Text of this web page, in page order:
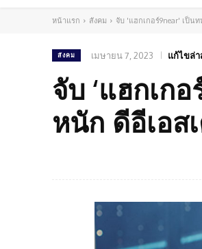
หน้าแรก สังคม จับ 'แฮกเกอร์9near' เป็น
สังคม เมษายน 7, 2023 แก้ไขล่า
จับ ‘แฮกเก
หนัก ดีอีเอส